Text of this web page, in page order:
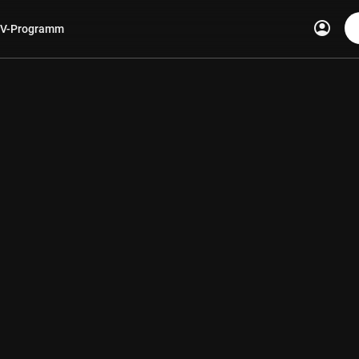
Programm account_circle